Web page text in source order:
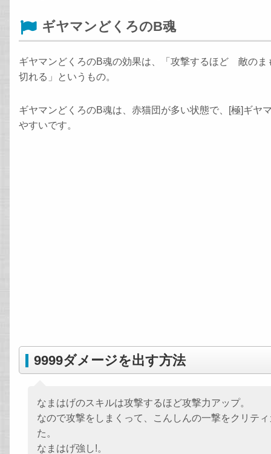
ギヤマンどくろのB魂
ギヤマンどくろのB魂の効果は、「攻撃するほど 敵の
切れる」というもの。
ギヤマンどくろのB魂は、赤猫団が多い状態で、[極]ギヤ
やすいです。
9999ダメージを出す方法
なまはげのスキルは攻撃するほど攻撃力アップ。
なので攻撃をしまくって、こんしんの一撃をクリテ
た。
なまはげ強し!。